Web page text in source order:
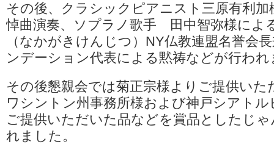
年」
悼
と
懇
親
報
告
は
その後、クラシックピアニスト三原有利
悼曲演奏、ソプラノ歌手 田中智弥様によ
（なかがきけんじつ）NY仏教連盟名誉会
ンデーション代表による黙祷などが行われ
その後懇親会では菊正宗様よりご提供いた
ワシントン州事務所様および神戸シアト
ご提供いただいた品などを賞品としたじ
れました。